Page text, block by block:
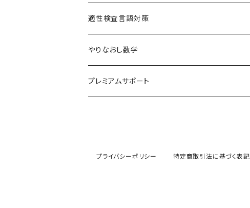
テストセンター(SPI-G,SPI-U)
WEBテスティング
クリティカルシンキング
玉手箱・GAB対策（SHL社）
NMAT・JMAT対策
統計
適性検査言語対策
やりなおし数学
中学数学まるっとコース
プレミアムサポート
プライバシーポリシー 特定商取引法に基づく表記